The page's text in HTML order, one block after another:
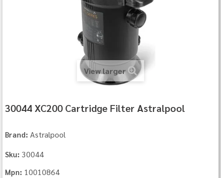
View larger
30044 XC200 Cartridge Filter Astralpool
Brand: Astralpool
Sku: 30044
Mpn: 10010864